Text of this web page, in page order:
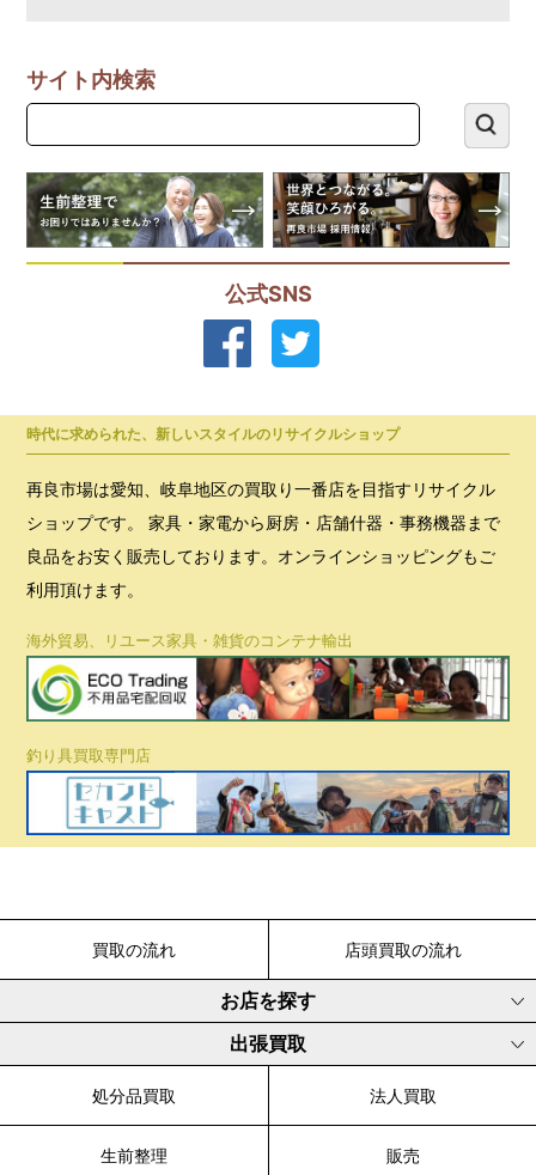
サイト内検索
公式SNS
時代に求められた、新しいスタイルのリサイクルショップ
再良市場は愛知、岐阜地区の買取り一番店を目指すリサイクル
ショップです。 家具・家電から厨房・店舗什器・事務機器まで
良品をお安く販売しております。オンラインショッピングもご
利用頂けます。
海外貿易、リユース家具・雑貨のコンテナ輸出
釣り具買取専門店
買取の流れ 店頭買取の流れ
お店を探す
出張買取
処分品買取 法人買取
生前整理 販売